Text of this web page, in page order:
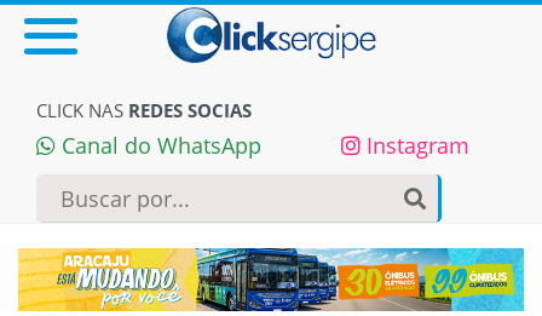
CLICK NAS REDES SOCIAS
Canal do WhatsApp Instagram